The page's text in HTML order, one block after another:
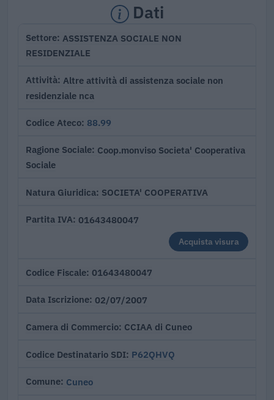
Dati
Settore ASSISTENZA SOCIALE NON
RESIDENZIALE
Attività Altre attività di assistenza sociale non
residenziale nca
Codice Ateco 88.99
Ragione Sociale Coop.monviso Societa' Cooperativa
Sociale
Natura Giuridica SOCIETA' COOPERATIVA
Partita IVA 01643480047
Acquista visura
Codice Fiscale 01643480047
Data Iscrizione 02/07/2007
Camera di Commercio CCIAA di Cuneo
Codice Destinatario SDI P62QHVQ
Comune Cuneo